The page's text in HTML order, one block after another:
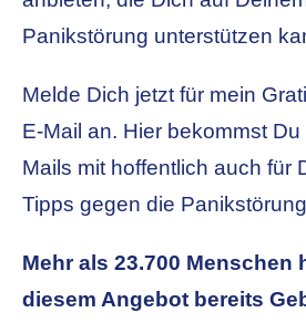
Panikstörung unterstützen
Melde Dich jetzt für mein
E-Mail an. Hier bekommst
Mails mit hoffentlich auch für
Tipps gegen die
Mehr als 23.700 Menschen
diesem Angebot bereits